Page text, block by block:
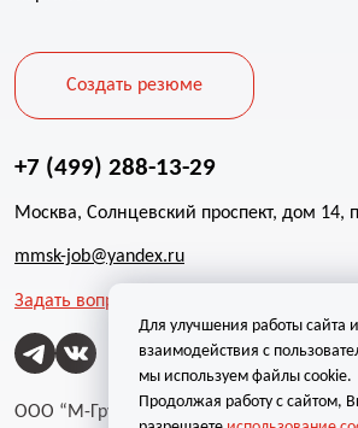
Создать резюме
+7 (499) 288-13-29
Москва, Солнцевский проспект, дом
mmsk-job@yandex.ru
Задать вопрос
ООО “М-Групп”
Для улучшения работы сайта
взаимодействия с
мы используем файлы cookie.
Продолжая работу с сайтом,